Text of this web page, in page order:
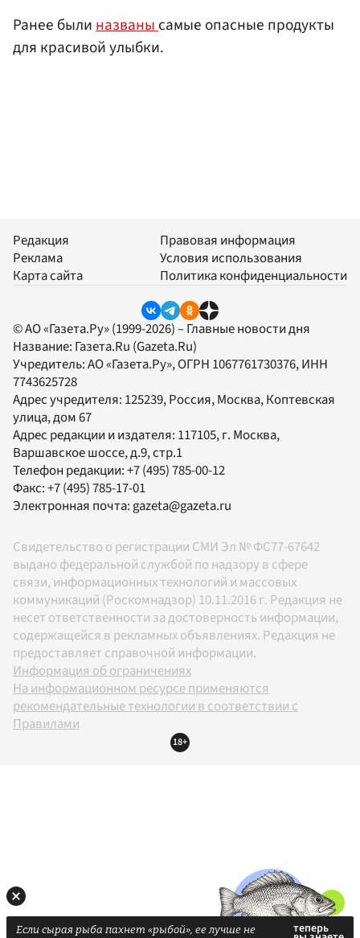
Ранее былиназванысамые опасные продукты
для красивой улыбки.
Редакция
Реклама
Карта сайта
Правовая информация
Условия использования
Политика конфиденциальности
© АО «Газета.Ру» (1999-2026) – Главные новости дня
Название: Газета.Ru (Gazeta.Ru)
Учредитель:АО «Газета.Ру», ОГРН 1067761730376, ИНН
7743625728
Адрес учредителя: 125239, Россия, Москва, Коптевская
улица, дом 67
Адрес редакции и издателя: 117105, г. Москва,
Варшавское шоссе, д.9, стр.1
Телефон редакции:+7 (495) 785-00-12
Факс:+7 (495) 785-17-01
Электронная почта: gazeta@gazeta.ru
Свидетельство о регистрации СМИ Эл № ФС77-67642
выдано федеральной службой по надзору в сфере
связи, информационных технологий и массовых
коммуникаций (Роскомнадзор) 10.11.2016 г. Редакция не
несет ответственности за достоверность информации,
содержащейся в рекламных объявлениях. Редакция не
предоставляет справочной информации.
Информация об ограничениях
На информационном ресурсе применяются
рекомендательные технологии в соответствии с
Правилами
18+
Если сырая рыба пахнет «рыбой», ее лучше не